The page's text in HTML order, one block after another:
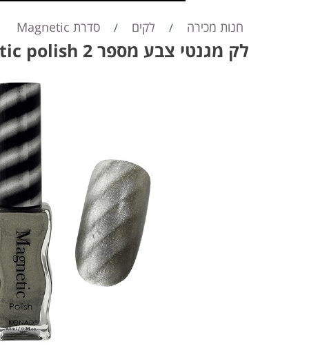
חנות מכירה / לקים / סדרת Magnetic
לק מגנטי צבע מספר 2 magnetic polish